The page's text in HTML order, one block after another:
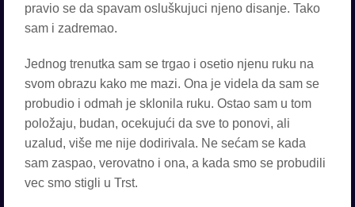
pravio se da spavam osluškujuci njeno disanje. Tako
sam i zadremao.
Jednog trenutka sam se trgao i osetio njenu ruku na
svom obrazu kako me mazi. Ona je videla da sam se
probudio i odmah je sklonila ruku. Ostao sam u tom
položaju, budan, ocekujući da sve to ponovi, ali
uzalud, više me nije dodirivala. Ne sećam se kada
sam zaspao, verovatno i ona, a kada smo se probudili
vec smo stigli u Trst.